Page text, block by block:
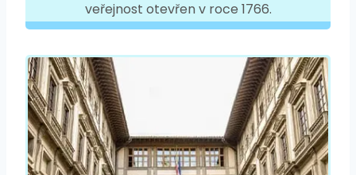
veřejnost otevřen v roce 1766.